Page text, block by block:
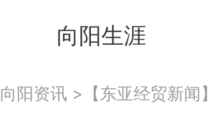
向阳生涯
向阳资讯 >【东亚经贸新闻